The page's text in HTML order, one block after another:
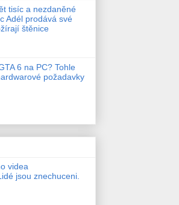
tisíc a nezdaněné
Adél prodává své
štěnice
6 na PC? Tohle
požadavky
videa
jsou znechuceni.